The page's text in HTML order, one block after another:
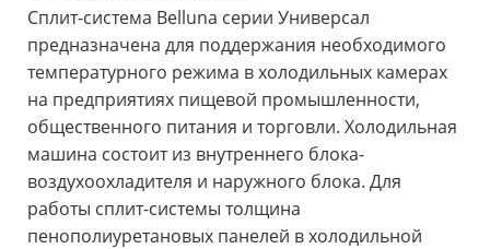
Сплит-система Belluna серии Универсал
предназначена для поддержания необходимого
температурного режима в холодильных камерах
на предприятиях пищевой промышленности,
общественного питания и торговли. Холодильная
машина состоит из внутреннего блока-
воздухоохладителя и наружного блока. Для
работы сплит-системы толщина
пенополиуретановых панелей в холодильной